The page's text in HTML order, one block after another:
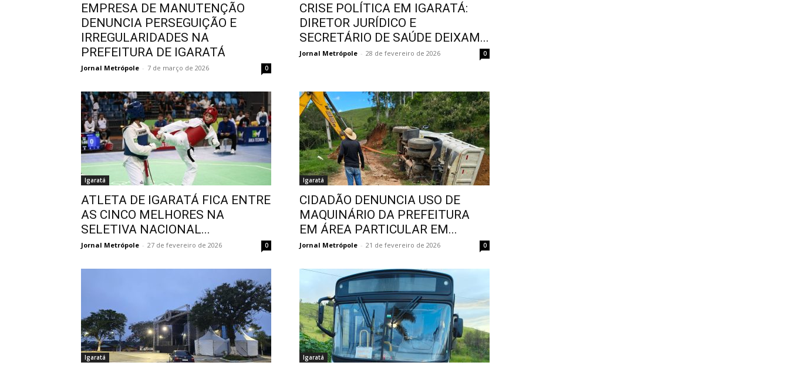
EMPRESA DE MANUTENÇÃO
DENUNCIA PERSEGUIÇÃO E
IRREGULARIDADES NA
PREFEITURA DE IGARATÁ
Jornal Metrópole - 7 de março de 2026 0
CRISE POLÍTICA EM IGARATÁ:
DIRETOR JURÍDICO E
SECRETÁRIO DE SAÚDE DEIXAM...
Jornal Metrópole - 28 de fevereiro de 2026 0
Igaratá
ATLETA DE IGARATÁ FICA ENTRE
AS CINCO MELHORES NA
SELETIVA NACIONAL...
Jornal Metrópole - 27 de fevereiro de 2026 0
Igaratá
CIDADÃO DENUNCIA USO DE
MAQUINÁRIO DA PREFEITURA
EM ÁREA PARTICULAR EM...
Jornal Metrópole - 21 de fevereiro de 2026 0
Igaratá Igaratá